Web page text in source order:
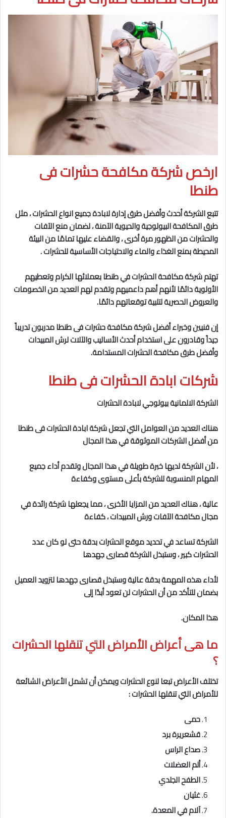
ارخص شركة مكافحة حشرات فى
طنطا
تتبع الشركة أحدث وأفضل طرق إدارة لابادة جميع انواع الحشرات ، مثل
طرق المكافحة البيولوجية والحيويةالآمنة ، لضمان منع الآفات
والحشرات من الظهور مرة أخرى ، والقضاء عليها تمامًا من البيئة
المحيطة بمنع الغذاء والماء والاحتياجات الأساسية للحشرات .
تهتم شركة مكافحة الحشرات في طنطابعملائها الكرام وتعطيهم
الأولوية دائمًا لأنهم أهم داعميهم وتقدم لهم العديد من الخصومات
والعروض الحصرية لتلبية توقعاتهم دائمًا.
إن فنيين وخبراء أفضل شركة مكافحة حشرات فى طنطامدربون تدريباً
جيداً وقادرون على استخدام أحدث الأساليب والآلات لرش المبيدات
وأفضل طرق مكافحة الحشرات المستدامة.
شركات ابادة الحشرات فى طنطا
الشركة الالمانية بيولوجي لابادة الحشرات
هناك العديد من العوامل التي تجعل شركة ابادة الحشرات فى طنطا
من أفضل الشركات الموثوقة في هذا المجال
، لأن الشركة لديها خبرة طويلة في هذا المجال وتقدم أداء جميع
المهام المنسوبة للشركة بأعلى مستوى وكفاءة
عالية ، هناك العديد من المزايا الأخرى ، مما يجعلها شركة رائدة في
مجال مكافحة الآفات ورش المبيدات ، كفاءة
الشركة تساعد في تحديد موقع الحشرات بدقة حتى لو كان عدد
الحشرات كبير ، وستبذل الشركة قصارى جهدها
لأداء هذه المهمة بدقة عالية وستبذل قصارى جهدها لتزويد العميل
بضمان للتأكد من أن الحشرات لن تعود أبدًا إلى
هذا المكان.
ما هىأعراض الأمراض التي تنقلها الحشرات
؟
تختلف الأعراض تبعا لنوع الحشرات ويمكن أن تشمل الأعراض الشائعة
للأمراض التي تنقلها الحشرات :
حمى
قشعريرة برد
صداع الراس
ألم العضلات
الطفح الجلدي
غثيان
آلام في المعدة.